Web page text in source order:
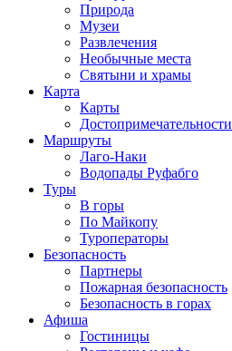
Природа
Музеи
Развлечения
Необычные места
Святыни и храмы
Карта
Карты
Достопримечательности
Маршруты
Лаго-Наки
Водопады Руфабго
Туры
В горы
По Майкопу
Туроператоры
Безопасность
Партнеры
Пожарная безопасность
Безопасность в горах
Афиша
Гостиницы